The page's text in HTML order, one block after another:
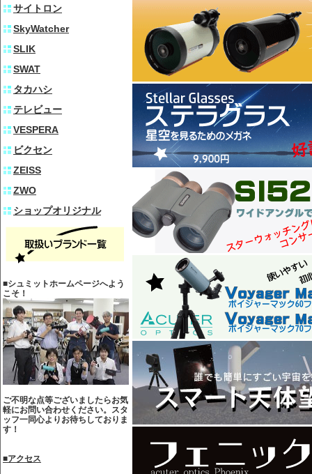
サイトロン
SkyWatcher
SLIK
SWAT
タカハシ
テレビュー
VESPERA
ビクセン
ZEISS
ZWO
ショップオリジナル
■シュミットホームページへよう
こそ！
ご不明な点等ございましたらお気
軽にお問い合わせください。スタ
ッフ一同心よりお待ちしておりま
す！
■アクセス